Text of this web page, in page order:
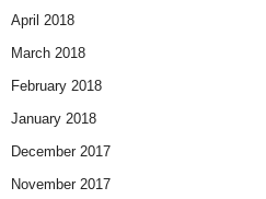
April 2018
March 2018
February 2018
January 2018
December 2017
November 2017